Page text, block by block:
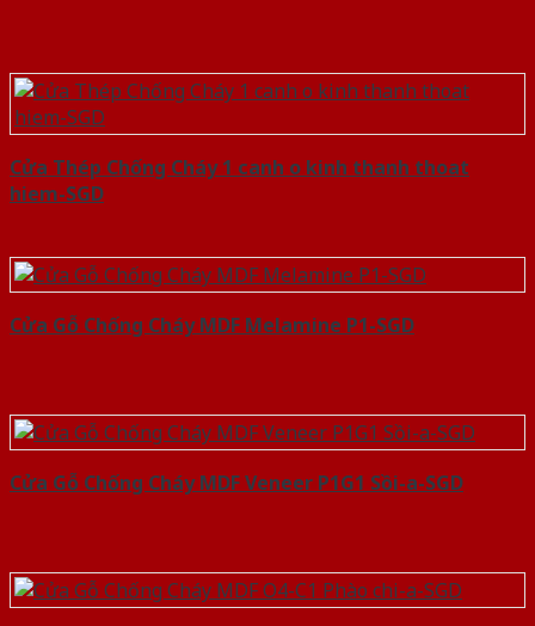
Cửa Thép Chống Cháy 1 canh o kinh thanh thoat
hiem-SGD
Cửa Gỗ Chống Cháy MDF Melamine P1-SGD
Cửa Gỗ Chống Cháy MDF Veneer P1G1 Sồi-a-SGD